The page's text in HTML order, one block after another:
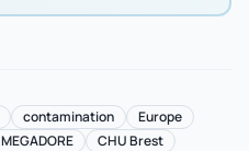
contamination
Europe
MEGADORE
CHU Brest